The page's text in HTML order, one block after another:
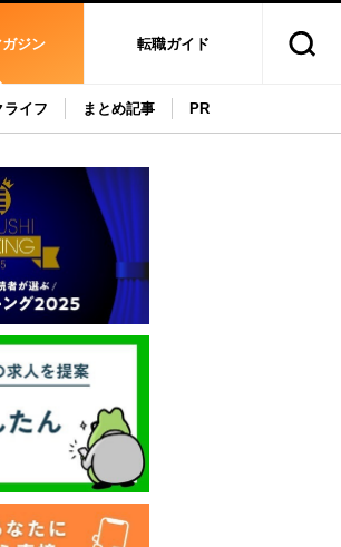
ジン 転職ガイド
ライフ まとめ記事 PR